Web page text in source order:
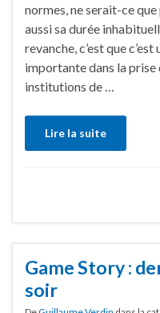
normes, ne serait-ce
aussi sa durée
revanche, c’est que
importante dans la prise
institutions de …
Lire la suite
Game Story :
soir